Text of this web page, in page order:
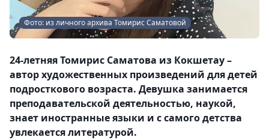
Фото: из личного архива Томирис Саматовой
24-летняя Томирис Саматова из Кокшетау –
автор художественных произведений для детей
подросткового возраста. Девушка занимается
преподавательской деятельностью, наукой,
знает иностранные языки и с самого детства
увлекается литературой.